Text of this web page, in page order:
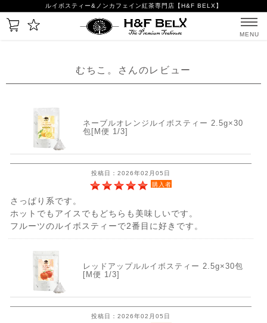
ルイボスティー&ノンカフェイン紅茶専門店【H&F BELX】
MENU
むちこ。さんのレビュー
ネーブルオレンジルイボスティー 2.5g×30
包[M便 1/3]
投稿日：2026年02月05日
購入者
さっぱり系です。
ホットでもアイスでもどちらも美味しいです。
フルーツのルイボスティーで2番目に好きです。
レッドアップルルイボスティー 2.5g×30包
[M便 1/3]
投稿日：2026年02月05日